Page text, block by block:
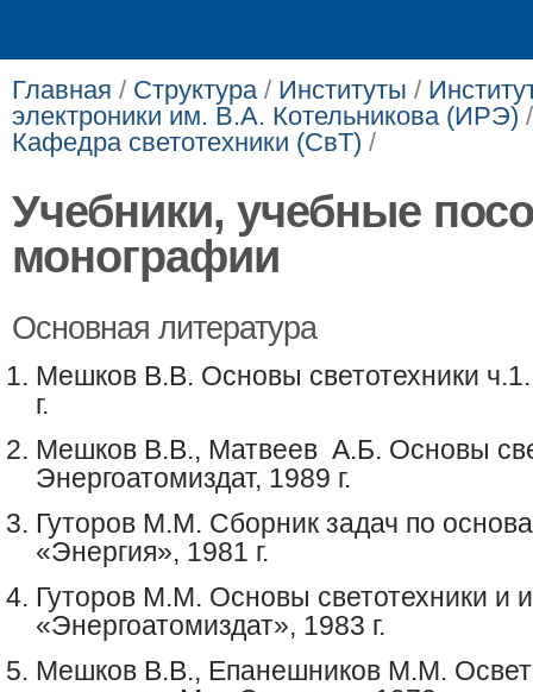
Главная / Структура/ Институты /
электроники им. В.А. Котельникова (ИРЭ)
Кафедра светотехники (СвТ) /
Учебники, учебные
монографии​
Основная литература
Мешков В.В. Основы светотехники
г.
Мешков В.В., Матвеев А.Б. Основы
Энергоатомиздат, 1989 г.
Гуторов М.М. Сборник задач по
«Энергия», 1981 г.
Гуторов М.М. Основы светотехники и
«Энергоатомиздат», 1983 г.
Мешков В.В., Епанешников М.М.